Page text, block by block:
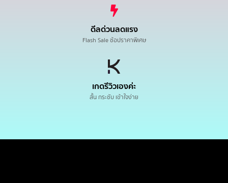
ดีลด่วนลดแรง
Flash Sale ช้อปราคาพิเศษ
เกดรีวิวเองค่ะ
สั้น กระชับ เข้าใจง่าย